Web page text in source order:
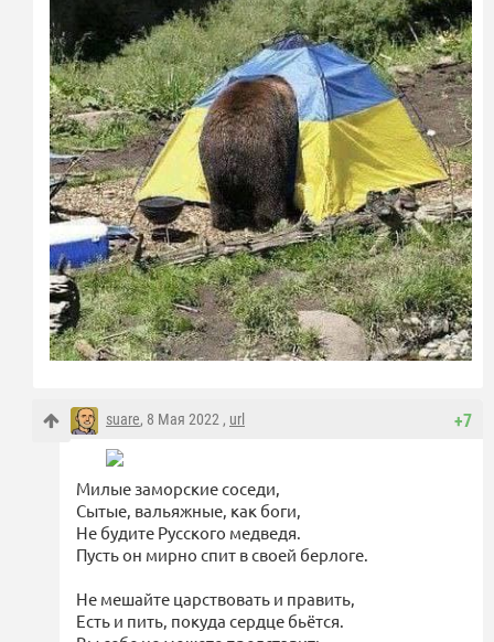
+7
suare, 8 Мая 2022 , url
Милые заморские соседи,
Сытые, вальяжные, как боги,
Не будите Русского медведя.
Пусть он мирно спит в своей берлоге.
Не мешайте царствовать и править,
Есть и пить, покуда сердце бьётся.